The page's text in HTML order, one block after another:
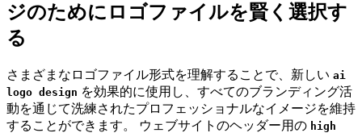
ジのためにロゴファイルを賢く選択す
る
さまざまなロゴファイル形式を理解することで、新しい ai
logo design を効果的に使用し、すべてのブランディング活
動を通じて洗練されたプロフェッショナルなイメージを維持
することができます。 ウェブサイトのヘッダー用の high